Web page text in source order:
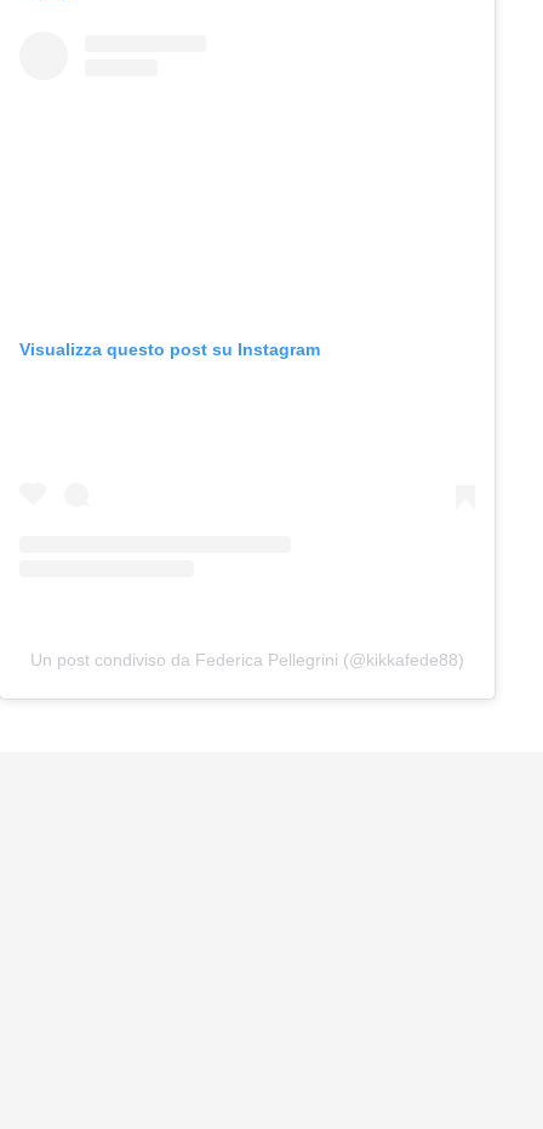
Visualizza questo post su Instagram
Un post condiviso da Federica Pellegrini (@kikkafede88)